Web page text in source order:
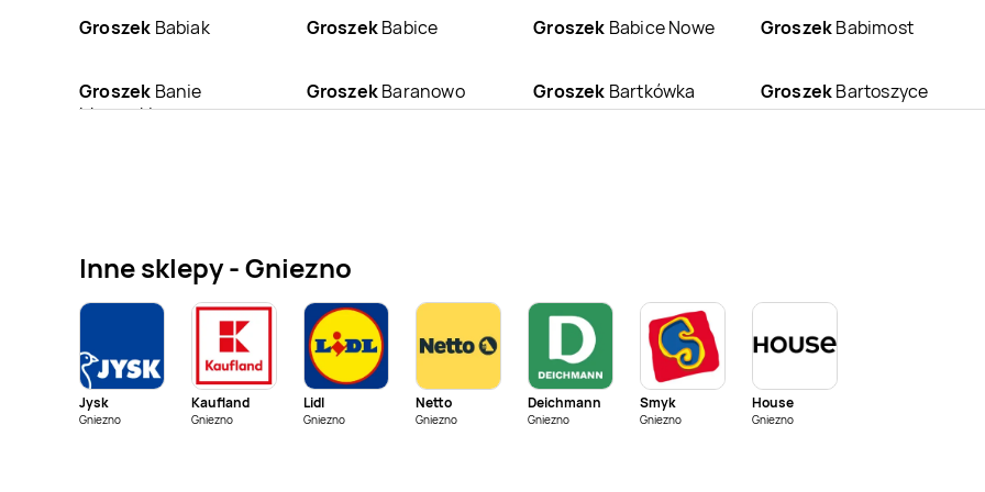
Groszek Babiak GroszekBabice Groszek Babice Nowe GroszekBabimost
Groszek Banie
Mazurskie
GroszekBaranowo Groszek Bartkówka GroszekBartoszyce
GroszekBielcza Groszek
Groszek GroszekBircza Groszek Biskupiec GroszekBiszcza
Groszek Błażowa Groszek
Błażowa
Groszek Błędów Groszek
Inne sklepy - Gniezno
Jysk
Gniezno
Kaufland
Gniezno
Lidl
Gniezno
Netto
Gniezno
Deichmann
Gniezno
Smyk
Gniezno
House
Gniezno